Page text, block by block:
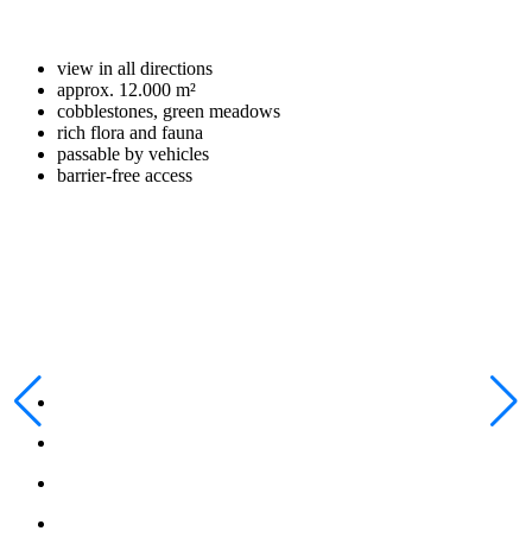
view in all directions
approx. 12.000 m²
cobblestones, green meadows
rich flora and fauna
passable by vehicles
barrier-free access